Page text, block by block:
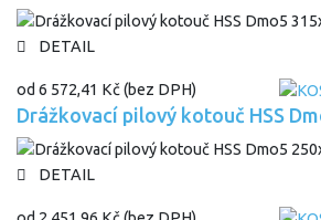
DETAIL
od 6 572,41 Kč(bez DPH)
Drážkovací pilový kotouč HSS
DETAIL